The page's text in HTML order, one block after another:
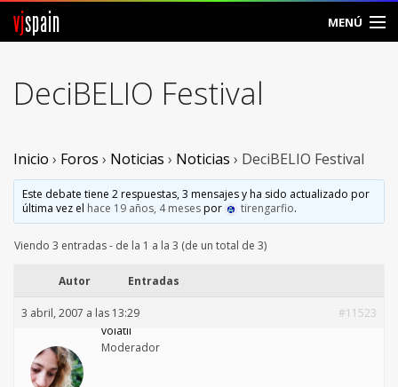
vjspain MENÚ
Foros
Vjspain
Contacto
Entrar
Crear Cuenta
DeciBELIO Festival
Inicio › Foros › Noticias › Noticias › DeciBELIO Festival
Este debate tiene 2 respuestas, 3 mensajes y ha sido actualizado por
última vez el hace 19 años, 4 mesespor tirengarfio.
Viendo 3 entradas - de la 1 a la 3 (de un total de 3)
Autor Entradas
3 abril, 2007 a las 13:29
#11523
volatil
Moderador